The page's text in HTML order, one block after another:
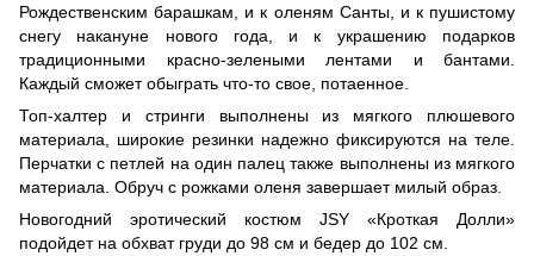
Рождественским барашкам, и к оленям Санты, и к пушистому
снегу накануне нового года, и к украшению подарков
традиционными красно-зелеными лентами и бантами.
Каждый сможет обыграть что-то свое, потаенное.
Топ-халтер и стринги выполнены из мягкого плюшевого
материала, широкие резинки надежно фиксируются на теле.
Перчатки с петлей на один палец также выполнены из мягкого
материала. Обруч с рожками оленя завершает милый образ.
Новогодний эротический костюм JSY «Кроткая Долли»
подойдет на обхват груди до 98 см и бедер до 102 см.